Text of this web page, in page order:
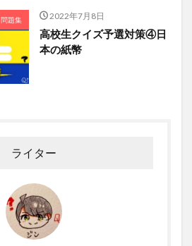
問題集 2022年7月8日
高校生クイズ予選対策④日
本の紙幣
ライター